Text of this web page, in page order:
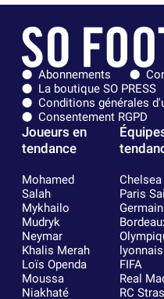
Abonnements
La boutique SO PRESS
Conditions générales
Consentement RGPD
Joueurs en
tendance
Mohamed
Salah
Mykhailo
Mudryk
Neymar
Khalis Merah
Loïs Openda
Moussa
Niakhaté
Chelsea
Paris
Germain
lyonnais
FIFA
Real
RC